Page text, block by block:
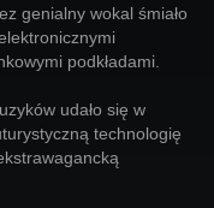
genialny wokal śmiało
podkładami.
udało się w
technologię